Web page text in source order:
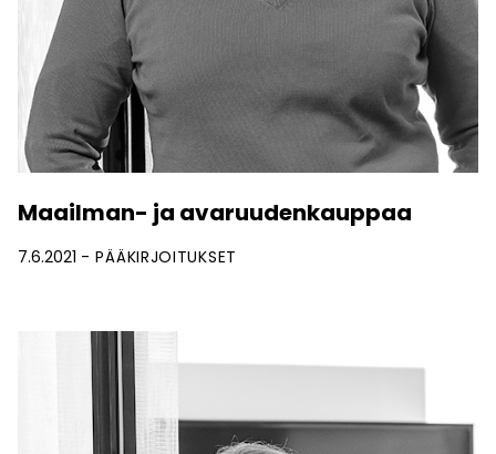
Maailman- ja avaruudenkauppaa
7.6.2021 PÄÄKIRJOITUKSET